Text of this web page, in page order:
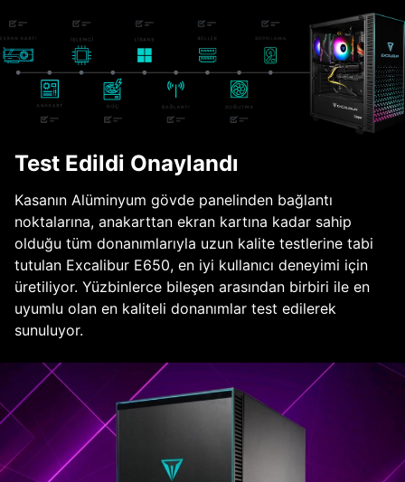
Test Edildi Onaylandı
Kasanın Alüminyum gövde panelinden bağlantı
noktalarına, anakarttan ekran kartına kadar sahip
olduğu tüm donanımlarıyla uzun kalite testlerine tabi
tutulan Excalibur E650, en iyi kullanıcı deneyimi için
üretiliyor. Yüzbinlerce bileşen arasından birbiri ile en
uyumlu olan en kaliteli donanımlar test edilerek
sunuluyor.